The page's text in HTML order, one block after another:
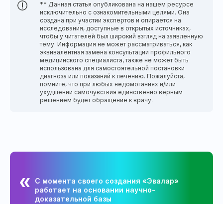
** Данная статья опубликована на нашем ресурсе
исключительно с ознакомительными целями. Она
создана при участии экспертов и опирается на
исследования, доступные в открытых источниках,
чтобы у читателей был широкий взгляд на заявленную
тему. Информация не может рассматриваться, как
эквивалентная замена консультации профильного
медицинского специалиста, также не может быть
использована для самостоятельной постановки
диагноза или показаний к лечению. Пожалуйста,
помните, что при любых недомоганиях и/или
ухудшении самочувствия единственно верным
решением будет обращение к врачу.
С момента своего создания «Эвалар»
работает на основании научно-
доказательной базы